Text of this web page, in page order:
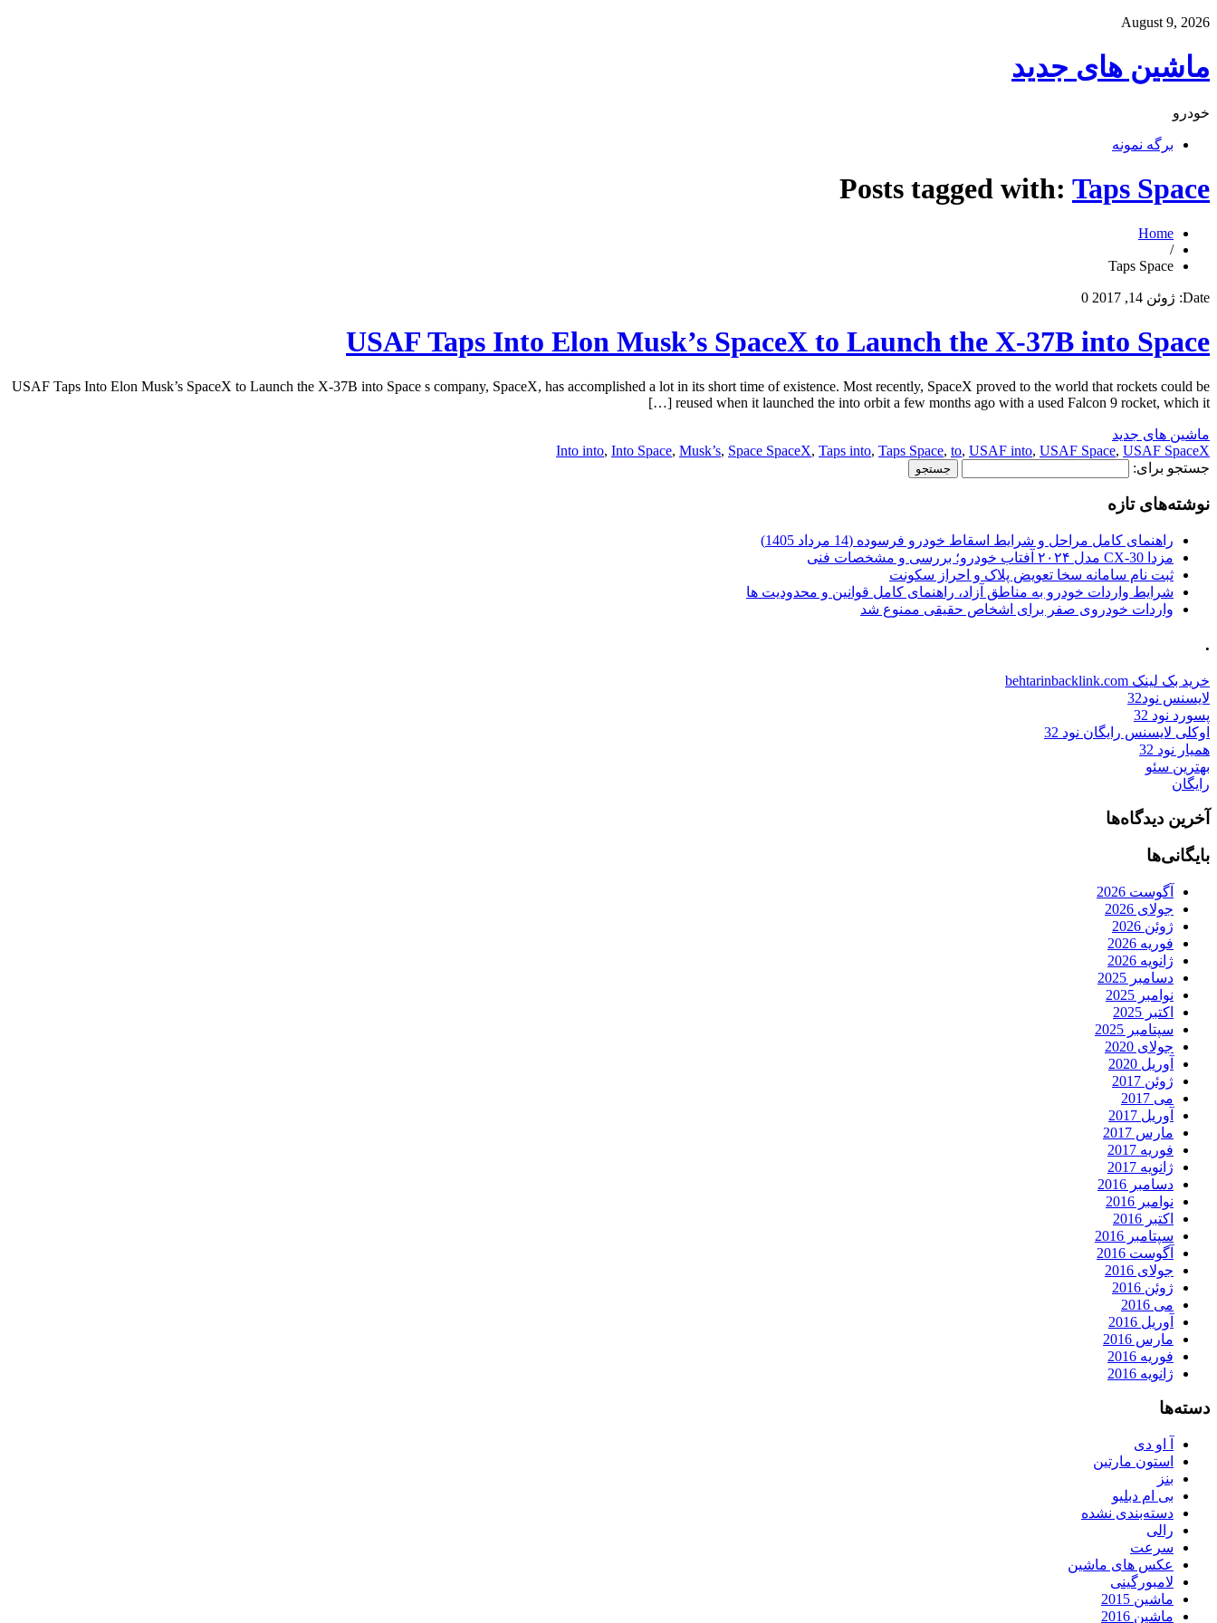
August 9, 2026
ماشین های جدید
خودرو
برگه نمونه
Posts tagged with: Taps Space
Home
/
Taps Space
Date: ژوئن 14, 2017 0
USAF Taps Into Elon Musk’s SpaceX to Launch the X-37B into Space
USAF Taps Into Elon Musk’s SpaceX to Launch the X-37B into Space s company, SpaceX, has accomplished a lot in its short time of existence. Most recently, SpaceX proved to the world that rockets could be
reused when it launched the into orbit a few months ago with a used Falcon 9 rocket, which it […]
ماشین های جدید
Into into, Into Space, Musk’s, Space SpaceX, Taps into, Taps Space, to, USAF into, USAF Space, USAF SpaceX
جستجو برای:
نوشته‌های تازه
راهنمای کامل مراحل و شرایط اسقاط خودرو فرسوده (14 مرداد 1405)
مزدا CX-30 مدل ۲۰۲۴ آفتاب خودرو؛ بررسی و مشخصات فنی
ثبت نام سامانه سخا تعویض پلاک و احراز سکونت
شرایط واردات خودرو به مناطق آزاد، راهنمای کامل قوانین و محدودیت ها
واردات خودروی صفر برای اشخاص حقیقی ممنوع شد
.
خرید بک لینک behtarinbacklink.com
لایسنس نود32
پسورد نود 32
اوکلی لایسنس رایگان نود 32
همیار نود 32
بهترین سئو
رایگان
آخرین دیدگاه‌ها
بایگانی‌ها
آگوست 2026
جولای 2026
ژوئن 2026
فوریه 2026
ژانویه 2026
دسامبر 2025
نوامبر 2025
اکتبر 2025
سپتامبر 2025
جولای 2020
آوریل 2020
ژوئن 2017
می 2017
آوریل 2017
مارس 2017
فوریه 2017
ژانویه 2017
دسامبر 2016
نوامبر 2016
اکتبر 2016
سپتامبر 2016
آگوست 2016
جولای 2016
ژوئن 2016
می 2016
آوریل 2016
مارس 2016
فوریه 2016
ژانویه 2016
دسته‌ها
آ او دی
استون مارتین
بنز
بی ام دبلیو
دسته‌بندی نشده
رالی
سرعت
عکس های ماشین
لامبورگینی
ماشین 2015
ماشین 2016